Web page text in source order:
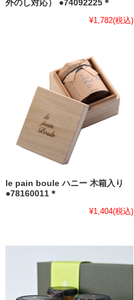
外のし対応） ●74092225＊
¥1,782(税込)
le pain boule ハニー 木箱入り
●78160011＊
¥1,404(税込)